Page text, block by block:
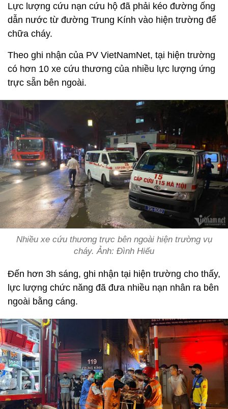
Lực lượng cứu nạn cứu hộ đã phải kéo đường ống
dẫn nước từ đường Trung Kính vào hiện trường để
chữa cháy.
Theo ghi nhận của PV VietNamNet, tại hiện trường
có hơn 10 xe cứu thương của nhiều lực lượng ứng
trực sẵn bên ngoài.
Nhiều xe cứu thương trực bên ngoài hiện trường vụ
cháy. Ảnh: Đình Hiếu
Đến hơn 3h sáng, ghi nhận tại hiện trường cho thấy,
lực lượng chức năng đã đưa nhiều nạn nhân ra bên
ngoài bằng cáng.